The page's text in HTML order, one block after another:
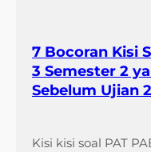
7 Bocoran Kisi
3 Semester 2
Sebelum Ujian
Kisi kisi soal PAT